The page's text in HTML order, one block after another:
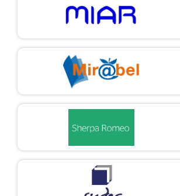
Gómez Cruz, Edgar. (2012). De la cultura
https://www.academia.edu/1769161/
Grané, J. (2021). ¿Jaque mate digital a la
revista de educação e
http://doi.org/10.30827/dreh.vi18.21000
https://doi.org/10.30827/dreh.vi18.21000
Guber Rosana (2004). “¿Adónde y con